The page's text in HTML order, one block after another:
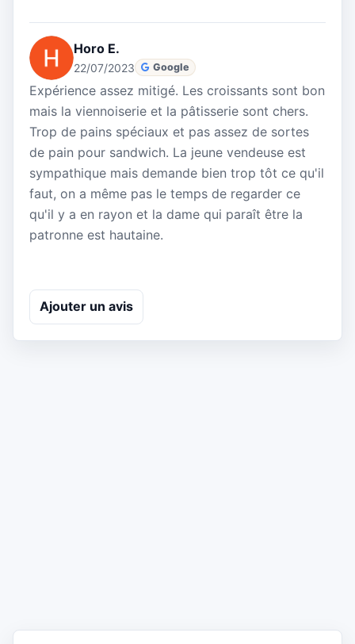
Horo E.
22/07/2023 Google
Expérience assez mitigé. Les croissants sont bon
mais la viennoiserie et la pâtisserie sont chers.
Trop de pains spéciaux et pas assez de sortes
de pain pour sandwich. La jeune vendeuse est
sympathique mais demande bien trop tôt ce qu'il
faut, on a même pas le temps de regarder ce
qu'il y a en rayon et la dame qui paraît être la
patronne est hautaine.
Ajouter un avis